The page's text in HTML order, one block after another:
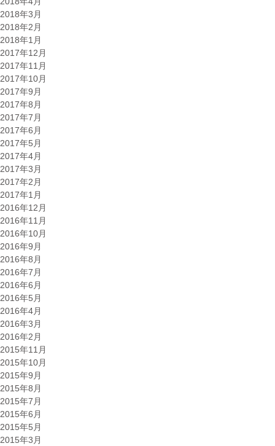
2018年3月
2018年2月
2018年1月
2017年12月
2017年11月
2017年10月
2017年9月
2017年8月
2017年7月
2017年6月
2017年5月
2017年4月
2017年3月
2017年2月
2017年1月
2016年12月
2016年11月
2016年10月
2016年9月
2016年8月
2016年7月
2016年6月
2016年5月
2016年4月
2016年3月
2016年2月
2015年11月
2015年10月
2015年9月
2015年8月
2015年7月
2015年6月
2015年5月
2015年3月